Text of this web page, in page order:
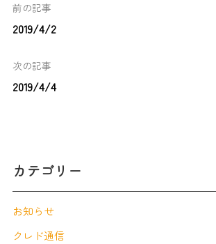
前の記事
2019/4/2
次の記事
2019/4/4
カテゴリー
お知らせ
クレド通信